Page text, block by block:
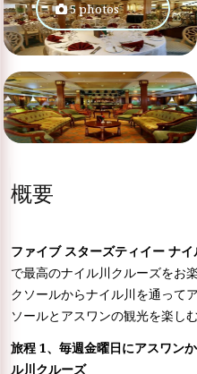
5 photos
概要
ファイブ スターズティイー ナイ
で最高のナイル川クルーズをお
クソールからナイル川を通って
ソールとアスワンの観光を楽し
旅程 1、毎週金曜日にアスワン
ル川クルーズ